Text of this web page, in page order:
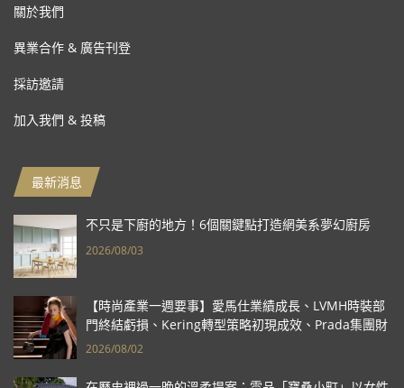
關於我們
異業合作 & 廣告刊登
採訪邀請
加入我們 & 投稿
最新消息
不只是下廚的地方！6個關鍵點打造網美系夢幻廚房
2026/08/03
【時尚產業一週要事】愛馬仕業績成長、LVMH時裝部
門終結虧損、Kering轉型策略初現成效、Prada集團財
報亮眼
2026/08/02